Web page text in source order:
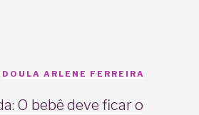
DOULA ARLENE FERREIRA
O bebê deve ficar o